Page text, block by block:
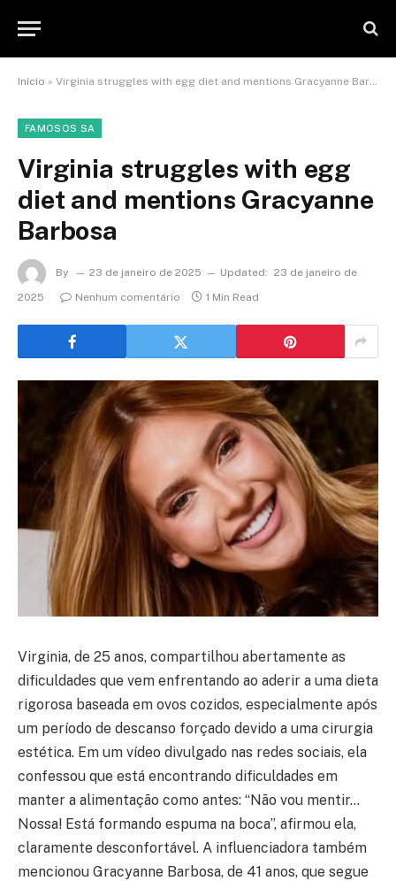
Início » Virginia struggles with egg diet and mentions Gracyanne Barbosa
FAMOSOS SA
Virginia struggles with egg
diet and mentions Gracyanne
Barbosa
By 23 de janeiro de 2025 Updated: 23 de janeiro de
2025
Nenhum comentário 1 Min Read
Virginia, de 25 anos, compartilhou abertamente as
dificuldades que vem enfrentando ao aderir a uma dieta
rigorosa baseada em ovos cozidos, especialmente após
um período de descanso forçado devido a uma cirurgia
estética. Em um vídeo divulgado nas redes sociais, ela
confessou que está encontrando dificuldades em
manter a alimentação como antes: “Não vou mentir…
Nossa! Está formando espuma na boca”, afirmou ela,
claramente desconfortável. A influenciadora também
mencionou Gracyanne Barbosa, de 41 anos, que segue